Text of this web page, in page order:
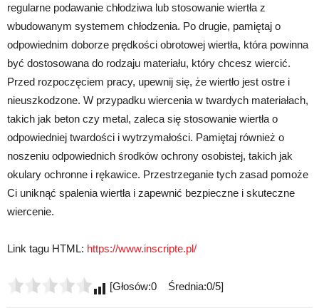
regularne podawanie chłodziwa lub stosowanie wiertła z
wbudowanym systemem chłodzenia. Po drugie, pamiętaj o
odpowiednim doborze prędkości obrotowej wiertła, która powinna
być dostosowana do rodzaju materiału, który chcesz wiercić.
Przed rozpoczęciem pracy, upewnij się, że wiertło jest ostre i
nieuszkodzone. W przypadku wiercenia w twardych materiałach,
takich jak beton czy metal, zaleca się stosowanie wiertła o
odpowiedniej twardości i wytrzymałości. Pamiętaj również o
noszeniu odpowiednich środków ochrony osobistej, takich jak
okulary ochronne i rękawice. Przestrzeganie tych zasad pomoże
Ci uniknąć spalenia wiertła i zapewnić bezpieczne i skuteczne
wiercenie.
Link tagu HTML: https://www.inscripte.pl/
[Głosów:0 Średnia:0/5]